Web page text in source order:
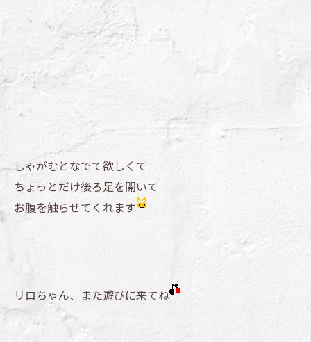
しゃがむとなでて欲しくて
ちょっとだけ後ろ足を開いて
お腹を触らせてくれます
リロちゃん、また遊びに来てね